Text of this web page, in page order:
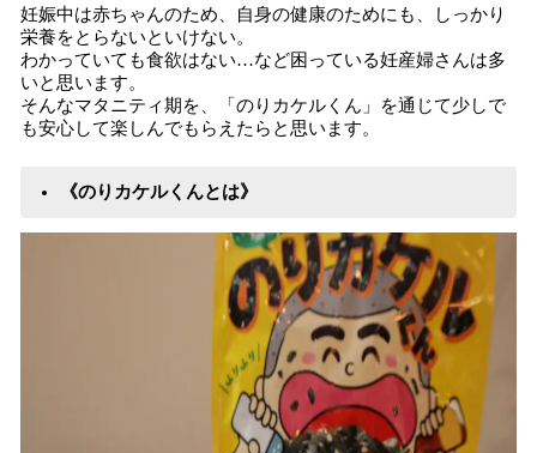
妊娠中は赤ちゃんのため、自身の健康のためにも、しっかり
栄養をとらないといけない。
わかっていても食欲はない…など困っている妊産婦さんは多
いと思います。
そんなマタニティ期を、「のりカケルくん」を通じて少しで
も安心して楽しんでもらえたらと思います。
《のりカケルくんとは》